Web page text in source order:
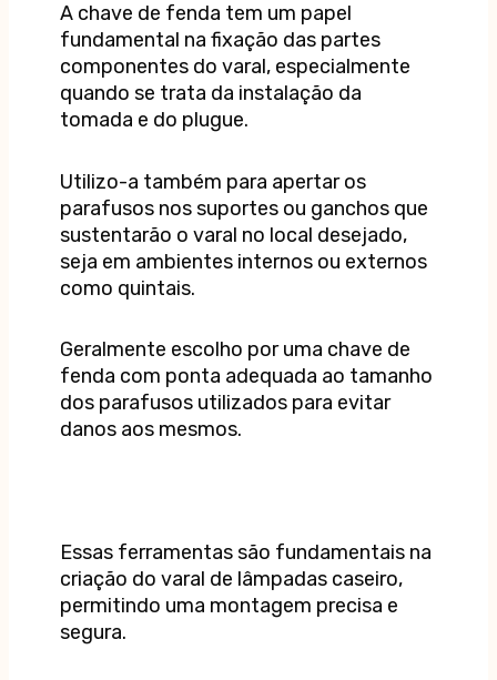
A chave de fenda tem um papel
fundamental na fixação das partes
componentes do varal, especialmente
quando se trata da instalação da
tomada e do plugue.
Utilizo-a também para apertar os
parafusos nos suportes ou ganchos que
sustentarão o varal no local desejado,
seja em ambientes internos ou externos
como quintais.
Geralmente escolho por uma chave de
fenda com ponta adequada ao tamanho
dos parafusos utilizados para evitar
danos aos mesmos.
Essas ferramentas são fundamentais na
criação do varal de lâmpadas caseiro,
permitindo uma montagem precisa e
segura.